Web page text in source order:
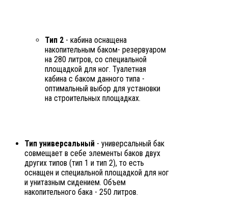
Тип 2 - кабина оснащена
накопительным баком- резервуаром
на 280 литров, со специальной
площадкой для ног. Туалетная
кабина с баком данного типа -
оптимальный выбор для установки
на строительных площадках.
Тип универсальный - универсальный бак
совмещает в себе элементы баков двух
других типов (тип 1 и тип 2), то есть
оснащен и специальной площадкой для ног
и унитазным сидением. Объем
накопительного бака - 250 литров.